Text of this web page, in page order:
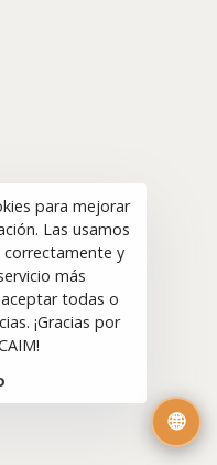
🌐
para mejorar
Las usamos
y
más
todas o
¡Gracias por